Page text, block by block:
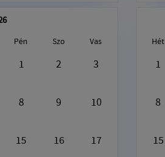
Pén Szo Vas
1 2 3
8 9 10
15 16 17
Hét
1
8
15